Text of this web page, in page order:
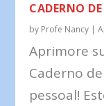
CADERNO
by Profe Nancy |
Aprimore
Caderno
pessoal!